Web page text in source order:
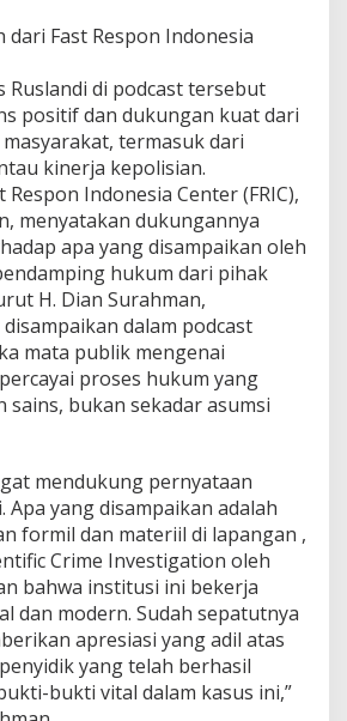
Fast Respon Indonesia
Ruslandi di podcast tersebut
positif dan dukungan kuat dari
termasuk dari
kinerja kepolisian.
Respon Indonesia Center (FRIC),
menyatakan dukungannya
apa yang disampaikan oleh
hukum dari pihak
H. Dian Surahman,
dalam podcast
mata publik mengenai
proses hukum yang
sains, bukan sekadar asumsi
mendukung pernyataan
Apa yang disampaikan adalah
formil dan materiil di lapangan ,
Crime Investigation oleh
bahwa institusi ini bekerja
dan modern. Sudah sepatutnya
apresiasi yang adil atas
yang telah berhasil
bukti vital dalam kasus ini,”